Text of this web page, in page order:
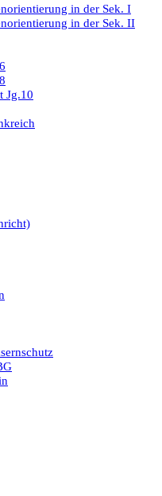
in der Sek. I
in der Sek. II
Jg.10